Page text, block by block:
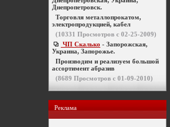
Днепропетровск.
Торговля металлопрокатом,
электропродукцией, кабел
(10331 Просмотров с 02-25-2009)
ЧП Скалько - Запорожская,
Украина, Запорожье.
Производим и реализуем большой
ассортимент абразив
(8689 Просмотров с 01-09-2010)
Реклама